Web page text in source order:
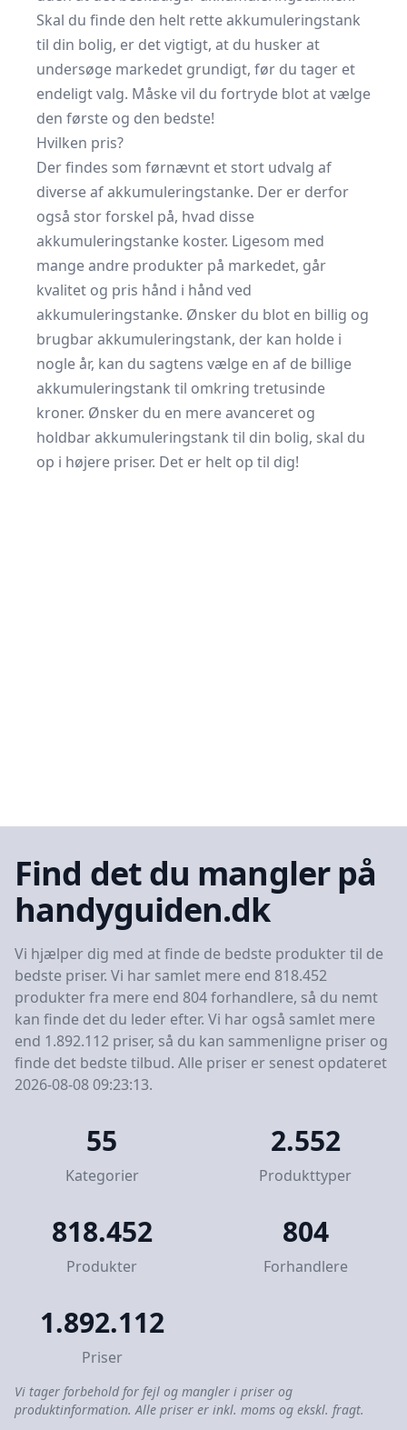
Skal du finde den helt rette akkumuleringstank
til din bolig, er det vigtigt, at du husker at
undersøge markedet grundigt, før du tager et
endeligt valg. Måske vil du fortryde blot at vælge
den første og den bedste!
Hvilken pris?
Der findes som førnævnt et stort udvalg af
diverse af akkumuleringstanke. Der er derfor
også stor forskel på, hvad disse
akkumuleringstanke koster. Ligesom med
mange andre produkter på markedet, går
kvalitet og pris hånd i hånd ved
akkumuleringstanke. Ønsker du blot en billig og
brugbar akkumuleringstank, der kan holde i
nogle år, kan du sagtens vælge en af de billige
akkumuleringstank til omkring tretusinde
kroner. Ønsker du en mere avanceret og
holdbar akkumuleringstank til din bolig, skal du
op i højere priser. Det er helt op til dig!
Find det du mangler på
handyguiden.dk
Vi hjælper dig med at finde de bedste produkter til de
bedste priser. Vi har samlet mere end 818.452
produkter fra mere end 804 forhandlere, så du nemt
kan finde det du leder efter. Vi har også samlet mere
end 1.892.112 priser, så du kan sammenligne priser og
finde det bedste tilbud. Alle priser er senest opdateret
2026-08-08 09:23:13.
55
Kategorier
2.552
Produkttyper
818.452
Produkter
804
Forhandlere
1.892.112
Priser
Vi tager forbehold for fejl og mangler i priser og
produktinformation. Alle priser er inkl. moms og ekskl. fragt.